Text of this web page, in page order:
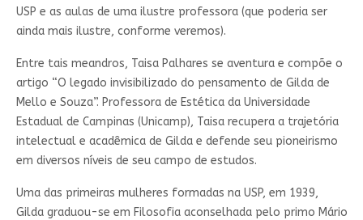
USP e as aulas de uma ilustre professora (que poderia ser
ainda mais ilustre, conforme veremos).
Entre tais meandros, Taisa Palhares se aventura e compõe o
artigo “O legado invisibilizado do pensamento de Gilda de
Mello e Souza”. Professora de Estética da Universidade
Estadual de Campinas (Unicamp), Taisa recupera a trajetória
intelectual e acadêmica de Gilda e defende seu pioneirismo
em diversos níveis de seu campo de estudos.
Uma das primeiras mulheres formadas na USP, em 1939,
Gilda graduou-se em Filosofia aconselhada pelo primo Mário